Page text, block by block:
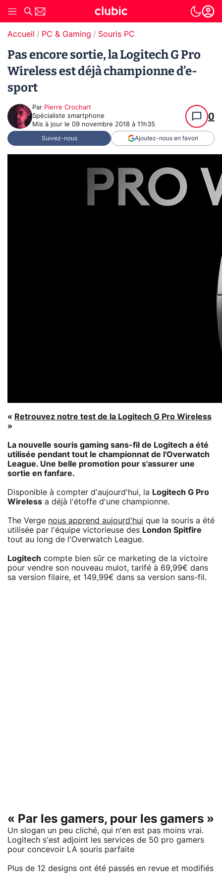
Accueil PC & Gaming Souris PC
Pas encore sortie, la Logitech G Pro
Wireless est déjà championne d’e-
sport
Par Pierre Crochart
Spécialiste smartphone
Mis à jour le 09 novembre 2018 à 11h35
0
Suivez-nous Ajoutez-nous en favori
« Retrouvez notre test de la Logitech G Pro Wireless
»
La nouvelle souris gaming sans-fil de Logitech a été
utilisée pendant tout le championnat de l'Overwatch
League. Une belle promotion pour s'assurer une
sortie en fanfare.
Disponible à compter d'aujourd'hui, la Logitech G Pro
Wireless a déjà l'étoffe d'une championne.
The Verge nous apprend aujourd'hui que la souris a été
utilisée par l'équipe victorieuse des London Spitfire
tout au long de l'Overwatch League.
Logitech compte bien sûr ce marketing de la victoire
pour vendre son nouveau mulot, tarifé à 69,99€ dans
sa version filaire, et 149,99€ dans sa version sans-fil.
« Par les gamers, pour les gamers »
Un slogan un peu cliché, qui n'en est pas moins vrai.
Logitech s'est adjoint les services de 50 pro gamers
pour concevoir LA souris parfaite
Plus de 12 designs ont été passés en revue et modifiés